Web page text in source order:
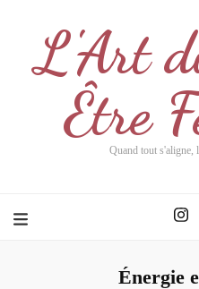
L'Art
Être
Quand tout s'aligne,
Énergie